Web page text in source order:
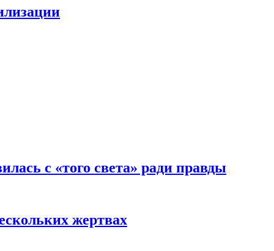
с «того света» ради правды
жертвах